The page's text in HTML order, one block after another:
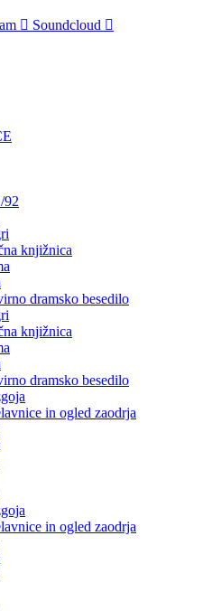
Soundcloud
92
knjižnica
dramsko besedilo
knjižnica
dramsko besedilo
in ogled zaodrja
in ogled zaodrja